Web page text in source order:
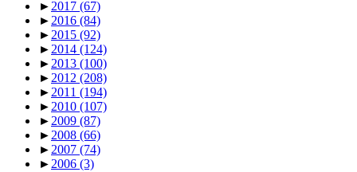
►2017 (67)
►2016 (84)
►2015 (92)
►2014 (124)
►2013 (100)
►2012 (208)
►2011 (194)
►2010 (107)
►2009 (87)
►2008 (66)
►2007 (74)
►2006 (3)